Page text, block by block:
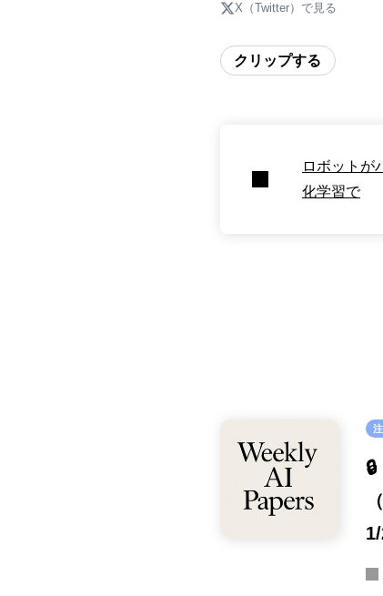
X（Twitter）で見る
クリップする
ロボットが
化学習で
1/